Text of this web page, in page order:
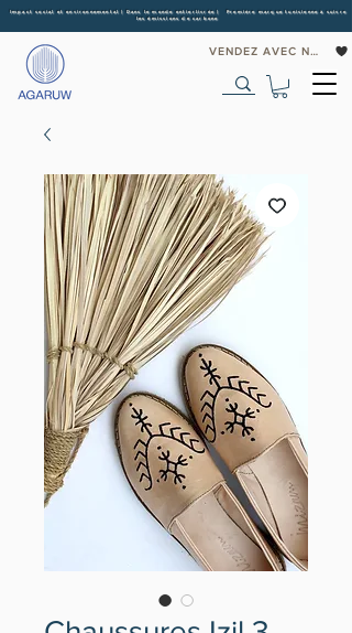
VENDEZ AVEC NOUS
Impact social et environnemental | Dans le monde entierlivrée | Première marque tunisienne à suivre
les émissions de carbone